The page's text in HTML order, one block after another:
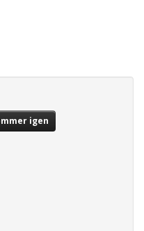
igen